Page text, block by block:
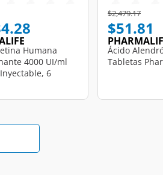
from
Humana
4000 UI/ml
6
Price reduced
$2,479.17to
$51.81
Ácido
Tabletas